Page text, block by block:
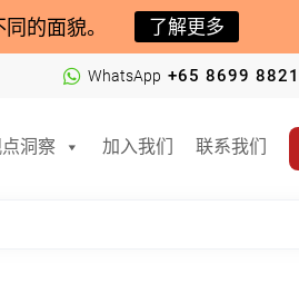
的面貌。 了解更多
WhatsApp +65 8699 8821
洞察 加入我们 联系我们